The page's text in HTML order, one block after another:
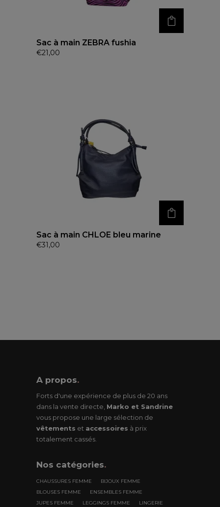
Sac à main ZEBRA fushia
€21,00
Sac à main CHLOE bleu marine
€31,00
A propos.
Forts d'une expérience de plus de 20 ans
dans la vente directe, Marko et Sandrine
vous propose une large sélection de
vêtements et accessoires à prix
totalement cassés.
Nos catégories.
CHAUSSURES FEMME
BIJOUX FEMME
BLOUSES FEMME
ENSEMBLES FEMME
JUPES FEMME
LEGGINGS FEMME
LINGERIE